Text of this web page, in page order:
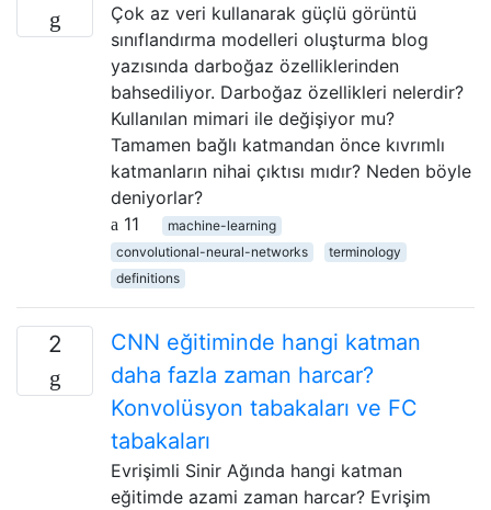
Çok az veri kullanarak güçlü görüntü
sınıflandırma modelleri oluşturma blog
yazısında darboğaz özelliklerinden
bahsediliyor. Darboğaz özellikleri nelerdir?
Kullanılan mimari ile değişiyor mu?
Tamamen bağlı katmandan önce kıvrımlı
katmanların nihai çıktısı mıdır? Neden böyle
deniyorlar?
11
machine-learning
convolutional-neural-networks
terminology
definitions
2
CNN eğitiminde hangi katman
daha fazla zaman harcar?
Konvolüsyon tabakaları ve FC
tabakaları
Evrişimli Sinir Ağında hangi katman
eğitimde azami zaman harcar? Evrişim